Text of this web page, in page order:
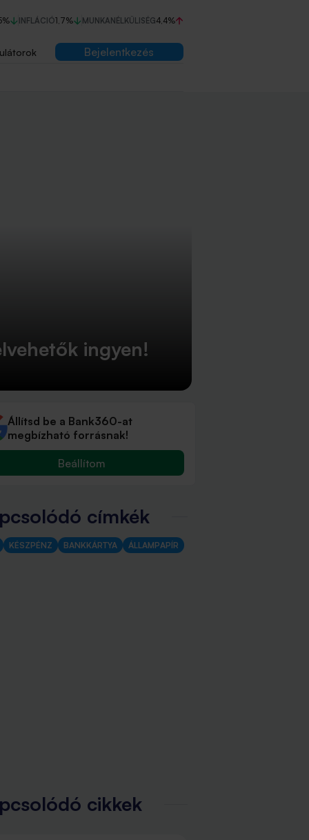
INFLÁCIÓ1,7% MUNKANÉLKÜLISÉG4,4%
Bejelentkezés
ingyen!
Állítsd be a Bank360-at
megbízható forrásnak!
Beállítom
címkék
KÉSZPÉNZ BANKKÁRTYA ÁLLAMPAPÍR
cikkek